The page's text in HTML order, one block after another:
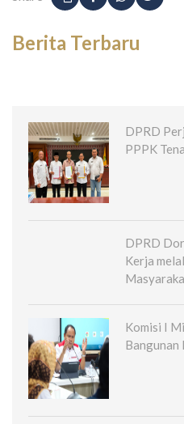
Berita Terbaru
DPRD
PPPK
DPRD
Kerja
Komisi I
Bangunan